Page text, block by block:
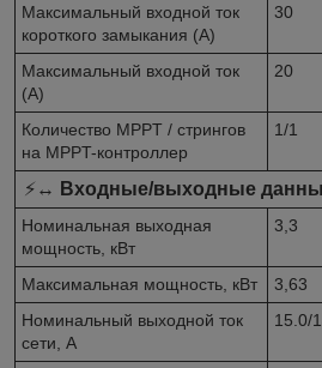
Максимальный входной ток
короткого замыкания (А)
30
Максимальный входной ток
(А)
20
Количество MPPT / стрингов
на MPPT-контроллер
1/1
⚡↔️ Входные/выходные
Номинальная выходная
мощность, кВт
3,3
Максимальная мощность, кВт
3,63
Номинальный выходной ток
сети, А
15.0/